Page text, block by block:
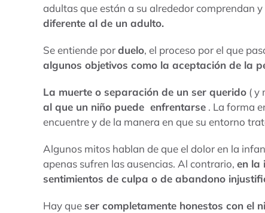
adultas que están a su alrededor comprendan
diferente al de un adulto.
Se entiende porduelo, el proceso por el que
algunos objetivos como la aceptación de la
La muerte o separación de un ser querido ( y
al que un niño puede enfrentarse . La forma
encuentre y de la manera en que su entorno
Algunos mitos hablan de que el dolor en la
apenas sufren las ausencias. Al contrario, en la
sentimientos de culpa o de abandono
Hay que ser completamente honestos con el